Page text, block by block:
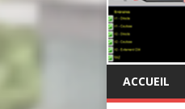
ACCUEIL